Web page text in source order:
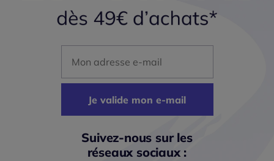
Je valide mon e-mail
Suivez-nous sur les
réseaux sociaux :